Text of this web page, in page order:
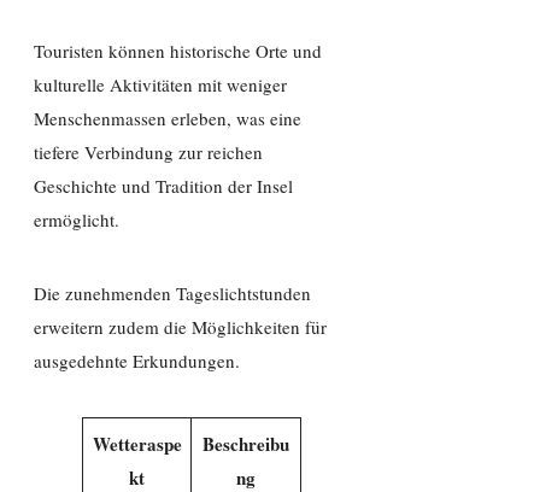
Touristen können historische Orte und
kulturelle Aktivitäten mit weniger
Menschenmassen erleben, was eine
tiefere Verbindung zur reichen
Geschichte und Tradition der Insel
ermöglicht.
Die zunehmenden Tageslichtstunden
erweitern zudem die Möglichkeiten für
ausgedehnte Erkundungen.
Wetteraspe
kt
Beschreibu
ng